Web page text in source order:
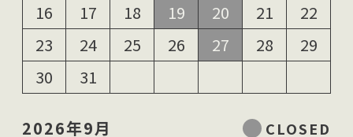
16
17 18 19 20 21
22
23
24 25 26 27 28
29
30
31
2026年9月